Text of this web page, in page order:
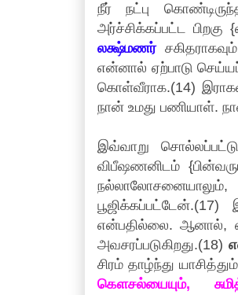
நீர் நட்பு
அர்ச்சிக்கப்பட்ட பிறகு
லக்ஷ்மணர்
என்னால் ஏற்பாடு
கொள்வீராக.(14)
நான் உமது பணியாள்.
இவ்வாறு
விபீஷணனிடம்
என்பதில்லை. ஆனால்,
அவசரப்படுகிறது.(18)
சிரம் தாழ்ந்து
கௌசல்யையும்,